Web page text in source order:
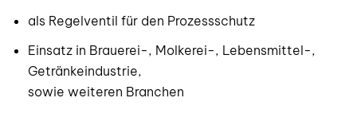
als Regelventil für den Prozessschutz
Einsatz in Brauerei-, Molkerei-, Lebensmittel-,
Getränkeindustrie,
sowie weiteren Branchen